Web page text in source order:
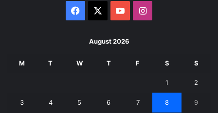
Facebook YouTubeInstagram
August 2026
M T W T F S S
1 2
3 4 5 6 7 8 9